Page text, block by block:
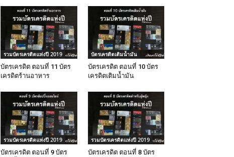
รวมบัตรเครดิตแห่งปี 2019
บัตรเครดิต ตอนที่ 11 บัตร
เครดิตร้านอาหาร
บัตรเครดิตเติมน้ำมัน
บัตรเครดิต ตอนที่ 10 บัตร
เครดิตเติมน้ำมัน
รวมบัตรเครดิตแห่งปี 2019
บัตรเครดิต ตอนที่ 9 บัตร
รวมบัตรเครดิตแห่งปี 2019
บัตรเครดิต ตอนที่ 8 บัตร